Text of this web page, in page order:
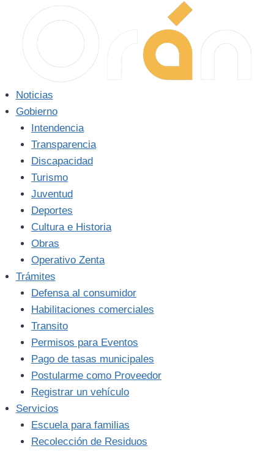
contenido
Noticias
Gobierno
Intendencia
Transparencia
Discapacidad
Turismo
Juventud
Deportes
Cultura e Historia
Obras
Operativo Zenta
Trámites
Defensa al consumidor
Habilitaciones comerciales
Transito
Permisos para Eventos
Pago de tasas municipales
Postularme como Proveedor
Registrar un vehículo
Servicios
Escuela para familias
Recolección de Residuos